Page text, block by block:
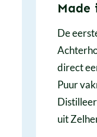
Made
De
direct
Puur
uit